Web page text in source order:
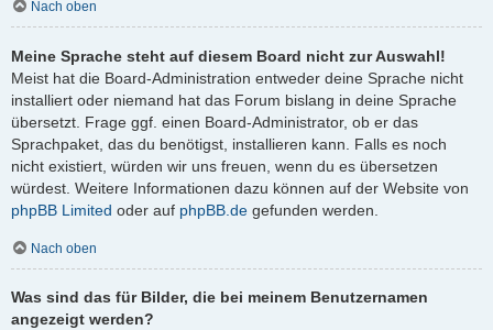
Nach oben
Meine Sprache steht auf diesem Board nicht zur Auswahl!
Meist hat die Board-Administration entweder deine Sprache nicht
installiert oder niemand hat das Forum bislang in deine Sprache
übersetzt. Frage ggf. einen Board-Administrator, ob er das
Sprachpaket, das du benötigst, installieren kann. Falls es noch
nicht existiert, würden wir uns freuen, wenn du es übersetzen
würdest. Weitere Informationen dazu können auf der Website von
phpBB Limited oder auf phpBB.de gefunden werden.
Nach oben
Was sind das für Bilder, die bei meinem Benutzernamen
angezeigt werden?